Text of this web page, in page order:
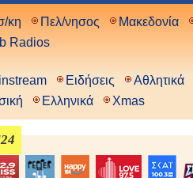
κη Πελ/νησος
Μακεδονία
Radios
Ειδήσεις
Αθλητικά
Ελληνικά Xmas